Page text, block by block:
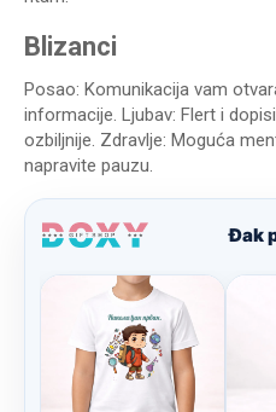
Blizanci
Posao: Komunikacija vam
informacije. Ljubav: Flert i
ozbiljnije. Zdravlje: Moguća
napravite pauzu.